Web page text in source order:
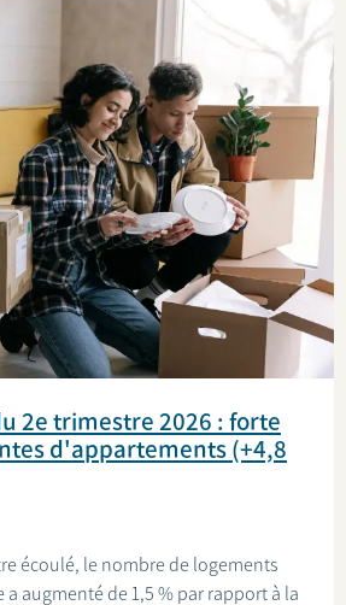
2e trimestre 2026 : forte
d'appartements (+4,8
écoulé, le nombre de logements
augmenté de 1,5 % par rapport à la